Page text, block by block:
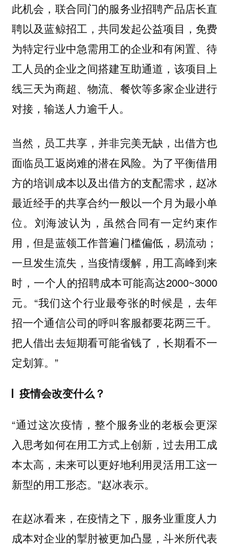
此机会，联合同门的服务业招聘产品店长直
聘以及蓝鲸招工，共同发起公益项目，免费
为特定行业中急需用工的企业和有闲置、待
工人员的企业之间搭建互助通道，该项目上
线三天为商超、物流、餐饮等多家企业进行
对接，输送人力逾千人。
当然，员工共享，并非完美无缺，出借方也
面临员工返岗难的潜在风险。 为了平衡借用
方的培训成本以及出借方的支配需求，赵冰
最近经手的共享合约一般以一个月为最小单
位。 刘海波认为，虽然合同有一定约束作
用，但是蓝领工作普遍门槛偏低，易流动；
一旦发生流失，当疫情缓解，用工高峰到来
时，一个人的招聘成本可能高达2000~3000
元。“我们这个行业最夸张的时候是，去年
招一个通信公司的呼叫客服都要花两三千。
把人借出去短期看可能省钱了，长期看不一
定划算。”
疫情会改变什么？
“通过这次疫情，整个服务业的老板会更深
入思考如何在用工方式上创新，过去用工成
本太高，未来可以更好地利用灵活用工这一
新型的用工形态。”赵冰表示。
在赵冰看来，在疫情之下，服务业重度人力
成本对企业的掣肘被更加凸显，斗米所代表